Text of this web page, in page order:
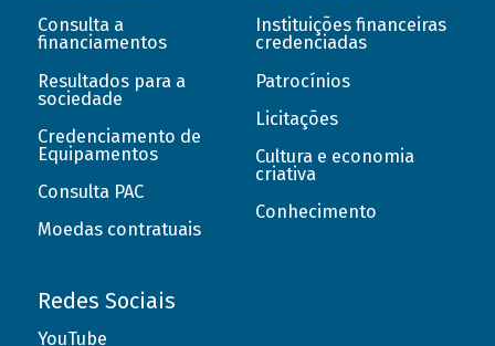
Consulta a
financiamentos
Resultados para a
sociedade
Credenciamento de
Equipamentos
Consulta PAC
Moedas contratuais
Instituições financeiras
credenciadas
Patrocínios
Licitações
Cultura e economia
criativa
Conhecimento
Redes Sociais
YouTube